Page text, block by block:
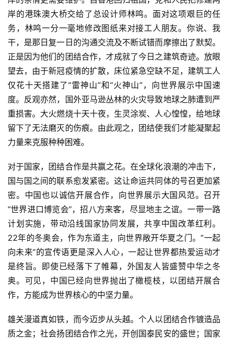
岸的港珠澳大桥交给了总设计师林鸣。面对这项艰巨的任
务，林鸣一分一毫地修改图纸来对接工人朋友。你说、我
干，是那日复一日的沟通交流及不断试错而摩擦出了默契。
正是因为他们的团结合作，才成就了今日之建筑奇迹。放眼
望去，由于新冠疫情的扩散，床位紧急空缺不足，建筑工人
仅花十天搭建了“雷神山”和“火神山”，向世界展示中国速
度。反观亦然，国外亚马逊丛林的火灾导致地球之肺遭到严
重损害。大火燃烧十天十夜，生灵涂炭、人心惶惶，给地球
留下了无法磨灭的伤痕。由此观之，团结使我们才能凝聚起
力量来克服种种困难。
对于国家，团结合作是共赢之花。在全球化浪潮的冲击下，
国与国之间的联系愈发紧密。这让命运共同体的号召更加紧
密。中国也以诚信开展合作，向世界展示大国风范。召开
“世界进口博览会”，招八方来客，尽显地主之谊。一带一路
计划实施，带动沿线国家协同发展，共享中国改革红利。
22年的冬奥会，作为东道主，向世界敞开华夏之门。“一起
向未来”的宣传语更是深入人心，一起让世界都热爱运动才
是终旨。即使已经落下了帷幕，外国友人皆盛赞中华之冬
奥。可见，中国已经向世界抛出了橄榄枝，以团结开展合
作，方能成为世界核心的中坚力量。
雄关漫道真如铁，而今迈步从头越。个人以团结合作镀造品
质之金；社会扬团结合作之光，开创国泰民安的盛世；国家